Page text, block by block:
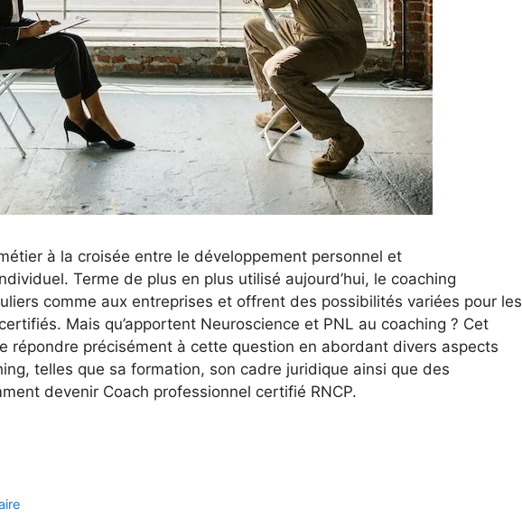
à la croisée entre le développement personnel et
Terme de plus en plus utilisé aujourd’hui, le coaching
comme aux entreprises et offrent des possibilités variées pour les
Mais qu’apportent Neuroscience et PNL au coaching ? Cet
répondre précisément à cette question en abordant divers aspects
telles que sa formation, son cadre juridique ainsi que des
devenir Coach professionnel certifié RNCP.